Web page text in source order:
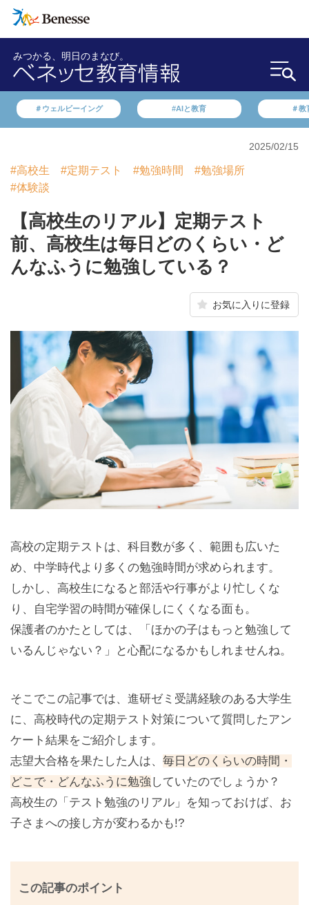
みつかる、明日のまなび。
＃ウェルビーイング #AIと教育 ＃教
2025/02/15
#高校生 #定期テスト #勉強時間
#勉強場所
#体験談
【高校生のリアル】定期テスト
前、高校生は毎日どのくらい・ど
んなふうに勉強している？
お気に入りに登録
高校の定期テストは、科目数が多く、範囲も広いた
め、中学時代より多くの勉強時間が求められます。
しかし、高校生になると部活や行事がより忙しくな
り、自宅学習の時間が確保しにくくなる面も。
保護者のかたとしては、「ほかの子はもっと勉強して
いるんじゃない？」と心配になるかもしれませんね。
そこでこの記事では、進研ゼミ受講経験のある大学生
に、高校時代の定期テスト対策について質問したアン
ケート結果をご紹介します。
志望大合格を果たした人は、 毎日どのくらいの時間・
どこで・どんなふうに勉強 していたのでしょうか？
高校生の「テスト勉強のリアル」を知っておけば、お
子さまへの接し方が変わるかも!?
この記事のポイント